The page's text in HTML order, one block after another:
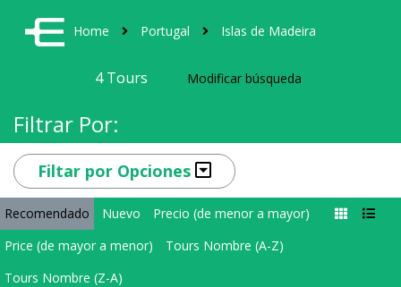
Home Portugal Islas de Madeira
4Tours Modificar búsqueda
Filtrar Por:
Filtar por Opciones
Recomendado Nuevo
Precio (de menor a mayor)
Price (de mayor a menor)
Tours Nombre (A-Z)
Tours Nombre (Z-A)